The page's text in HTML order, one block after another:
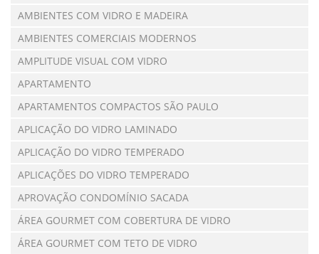
AMBIENTES COM VIDRO E MADEIRA
AMBIENTES COMERCIAIS MODERNOS
AMPLITUDE VISUAL COM VIDRO
APARTAMENTO
APARTAMENTOS COMPACTOS SÃO PAULO
APLICAÇÃO DO VIDRO LAMINADO
APLICAÇÃO DO VIDRO TEMPERADO
APLICAÇÕES DO VIDRO TEMPERADO
APROVAÇÃO CONDOMÍNIO SACADA
ÁREA GOURMET COM COBERTURA DE VIDRO
ÁREA GOURMET COM TETO DE VIDRO